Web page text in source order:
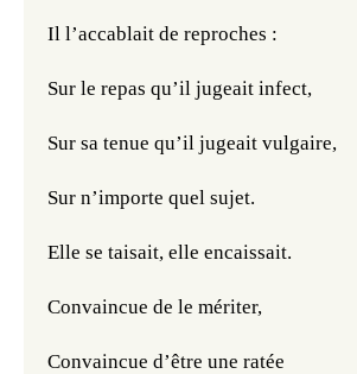
Il l’accablait de reproches :
Sur le repas qu’il jugeait infect,
Sur sa tenue qu’il jugeait vulgaire,
Sur n’importe quel sujet.
Elle se taisait, elle encaissait.
Convaincue de le mériter,
Convaincue d’être une ratée